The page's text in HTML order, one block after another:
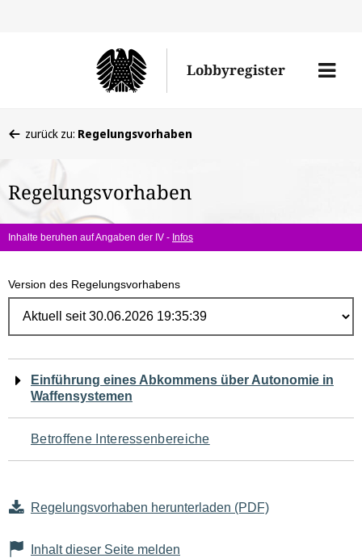
Lobbyregister
Menü
befinden
hier:
zurück zu: Regelungsvorhaben
Regelungsvorhaben
Inhalte beruhen auf Angaben der IV - Infos
Version des Regelungsvorhabens
Navigation
für
den
Einführung eines Abkommens über Autonomie in
Waffensystemen
Betroffene Interessenbereiche
Regelungsvorhaben herunterladen (PDF)
Inhalt dieser Seite melden